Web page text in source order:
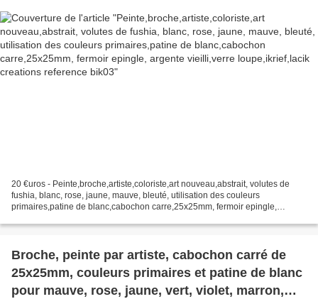
bik03
20 €uros - Peinte,broche,artiste,coloriste,art nouveau,abstrait, volutes de
fushia, blanc, rose, jaune, mauve, bleuté, utilisation des couleurs
primaires,patine de blanc,cabochon carre,25x25mm, fermoir epingle,
Broche, peinte par artiste, cabochon carré de
25x25mm, couleurs primaires et patine de blanc
pour mauve, rose, jaune, vert, violet, marron,